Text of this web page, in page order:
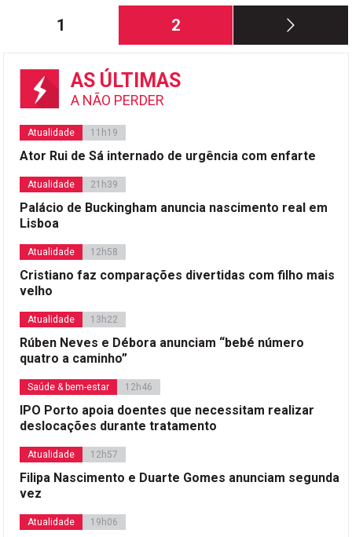
Paginação
conteúdos
Página
1 Página
2
AS ÚLTIMAS
A NÃO PERDER
Atualidade 11h19
Ator Rui de Sá internado de urgência com enfarte
Atualidade 21h39
Palácio de Buckingham anuncia nascimento real em
Lisboa
Atualidade 12h58
Cristiano faz comparações divertidas com filho mais
velho
Atualidade 13h22
Rúben Neves e Débora anunciam “bebé número
quatro a caminho”
Saúde & bem-estar 12h46
IPO Porto apoia doentes que necessitam realizar
deslocações durante tratamento
Atualidade 12h57
Filipa Nascimento e Duarte Gomes anunciam segunda
vez
Atualidade 19h06